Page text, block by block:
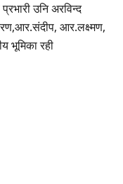
उनि अरविन्द
आर.लक्ष्मण,
भूमिका रही